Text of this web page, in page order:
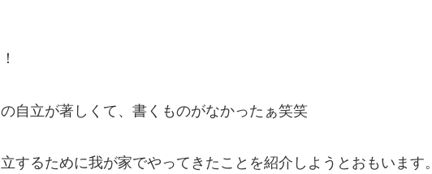
自立が著しくて、書くものがなかったぁ笑笑
するために我が家でやってきたことを紹介しようとおもいます。